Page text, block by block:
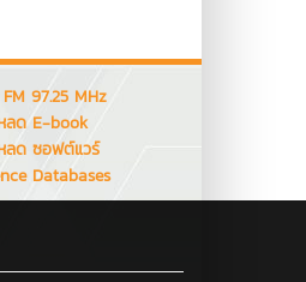
97.25 MHz
ลด E-book
ลด ซอฟต์แวร์
Databases